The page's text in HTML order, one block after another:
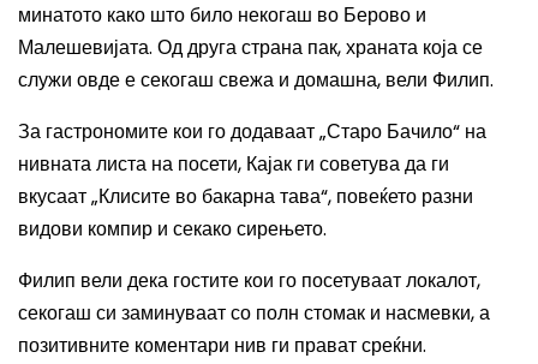
минатото како што било некогаш во Берово и
Малешевијата. Од друга страна пак, храната која се
служи овде е секогаш свежа и домашна, вели Филип.
За гастрономите кои го додаваат „Старо Бачило“ на
нивната листа на посети, Кајак ги советува да ги
вкусаат „Клисите во бакарна тава“, повеќето разни
видови компир и секако сирењето.
Филип вели дека гостите кои го посетуваат локалот,
секогаш си заминуваат со полн стомак и насмевки, а
позитивните коментари нив ги прават среќни.